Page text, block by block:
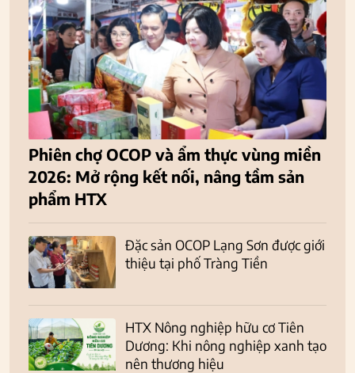
Phiên chợ OCOP và ẩm thực vùng miền
2026: Mở rộng kết nối, nâng tầm sản
phẩm HTX
Đặc sản OCOP Lạng Sơn được giới
thiệu tại phố Tràng Tiền
HTX Nông nghiệp hữu cơ Tiên
Dương: Khi nông nghiệp xanh tạo
nên thương hiệu